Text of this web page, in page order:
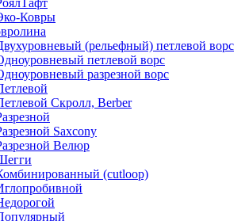
Ковры
(рельефный) петлевой ворс
петлевой ворс
разрезной ворс
Скролл, Berber
Saxcony
Велюр
(cutloop)